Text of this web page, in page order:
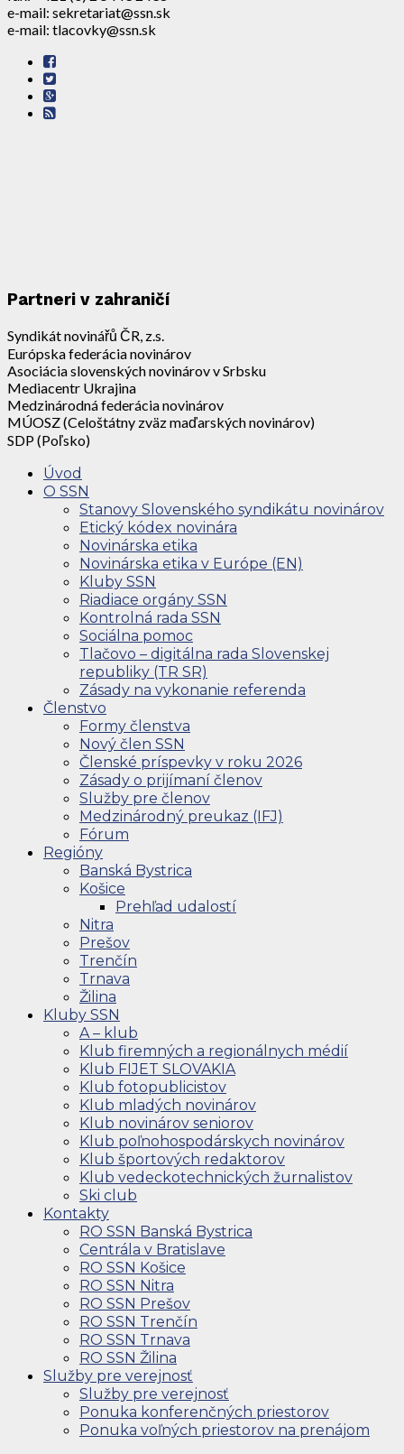
e-mail: sekretariat@ssn.sk
e-mail: tlacovky@ssn.sk
Partneri v zahraničí
Syndikát novinářů ČR, z.s.
Európska federácia novinárov
Asociácia slovenských novinárov v Srbsku
Mediacentr Ukrajina
Medzinárodná federácia novinárov
MÚOSZ (Celoštátny zväz maďarských novinárov)
SDP (Poľsko)
Úvod
O SSN
Stanovy Slovenského syndikátu novinárov
Etický kódex novinára
Novinárska etika
Novinárska etika v Európe (EN)
Kluby SSN
Riadiace orgány SSN
Kontrolná rada SSN
Sociálna pomoc
Tlačovo – digitálna rada Slovenskej
republiky (TR SR)
Zásady na vykonanie referenda
Členstvo
Formy členstva
Nový člen SSN
Členské príspevky v roku 2026
Zásady o prijímaní členov
Služby pre členov
Medzinárodný preukaz (IFJ)
Fórum
Regióny
Banská Bystrica
Košice
Prehľad udalostí
Nitra
Prešov
Trenčín
Trnava
Žilina
Kluby SSN
A – klub
Klub firemných a regionálnych médií
Klub FIJET SLOVAKIA
Klub fotopublicistov
Klub mladých novinárov
Klub novinárov seniorov
Klub poľnohospodárskych novinárov
Klub športových redaktorov
Klub vedeckotechnických žurnalistov
Ski club
Kontakty
RO SSN Banská Bystrica
Centrála v Bratislave
RO SSN Košice
RO SSN Nitra
RO SSN Prešov
RO SSN Trenčín
RO SSN Trnava
RO SSN Žilina
Služby pre verejnosť
Služby pre verejnosť
Ponuka konferenčných priestorov
Ponuka voľných priestorov na prenájom